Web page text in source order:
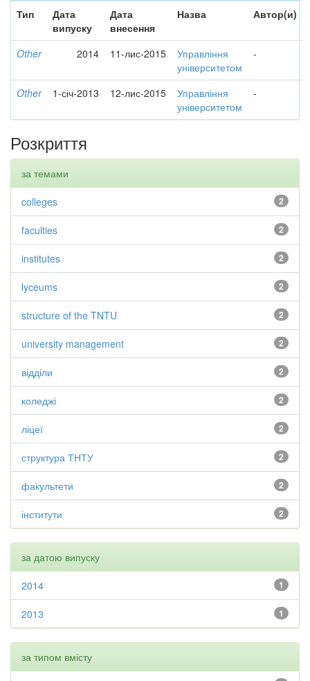
Тип
Дата
випуску
Дата
внесення
Назва Автор(и)
Other 2014 11-лис-2015
Управління
університетом
-
Other 1-січ-2013 12-лис-2015
Управління
університетом
-
Розкриття
за темами
2
colleges
2
faculties
2
institutes
2
lyceums
2
structure of the TNTU
2
university management
2
відділи
2
коледжі
2
ліцеї
2
структура ТНТУ
2
факультети
2
інститути
за датою випуску
1
2014
1
2013
за типом вмісту